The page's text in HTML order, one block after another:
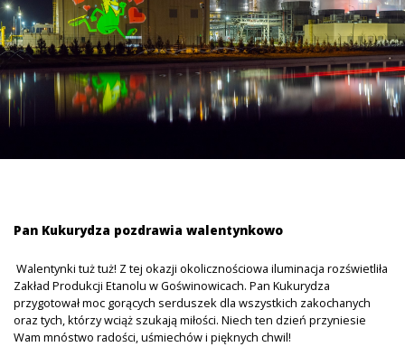
Pan Kukurydza pozdrawia walentynkowo
Walentynki tuż tuż! Z tej okazji okolicznościowa iluminacja rozświetliła
Zakład Produkcji Etanolu w Goświnowicach. Pan Kukurydza
przygotował moc gorących serduszek dla wszystkich zakochanych
oraz tych, którzy wciąż szukają miłości. Niech ten dzień przyniesie
Wam mnóstwo radości, uśmiechów i pięknych chwil!